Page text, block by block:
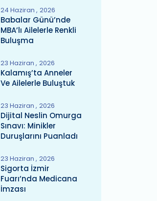
24 Haziran 2026
Babalar Günü’nde
MBA’lı Ailelerle Renkli
Buluşma
23 Haziran 2026
Kalamış’ta Anneler
Ve Ailelerle Buluştuk
23 Haziran 2026
Dijital Neslin Omurga
Sınavı: Minikler
Duruşlarını Puanladı
23 Haziran 2026
Sigorta İzmir
Fuarı’nda Medicana
İmzası